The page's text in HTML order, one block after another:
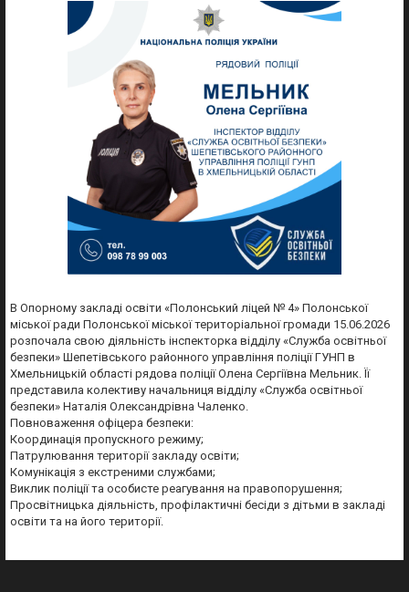
В Опорному закладі освіти «Полонський ліцей № 4» Полонської
міської ради Полонської міської територіальної громади 15.06.2026
розпочала свою діяльність інспекторка відділу «Служба освітньої
безпеки» Шепетівського районного управління поліції ГУНП в
Хмельницькій області рядова поліції Олена Сергіївна Мельник. Її
представила колективу начальниця відділу «Служба освітньої
безпеки» Наталія Олександрівна Чаленко.
Повноваження офіцера безпеки:
Координація пропускного режиму;
Патрулювання території закладу освіти;
Комунікація з екстреними службами;
Виклик поліції та особисте реагування на правопорушення;
Просвітницька діяльність, профілактичні бесіди з дітьми в закладі
освіти та на його території.